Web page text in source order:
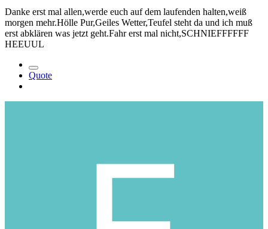
Danke erst mal allen,werde euch auf dem laufenden halten,weiß
morgen mehr.Hölle Pur,Geiles Wetter,Teufel steht da und ich muß
erst abklären was jetzt geht.Fahr erst mal nicht,SCHNIEFFFFFF
HEEUUL
Quote